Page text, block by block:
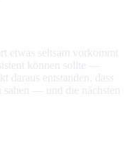
etwas seltsam vorkommt
können sollte —
daraus entstanden, dass
sahen — und die nächsten